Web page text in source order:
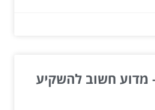
מדוע חשוב להשקיע